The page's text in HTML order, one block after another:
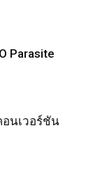
Parasite
อนเวอร์ชัน